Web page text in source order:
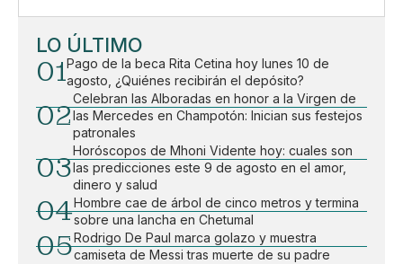
LO ÚLTIMO
01Pago de la beca Rita Cetina hoy lunes 10 de
agosto, ¿Quiénes recibirán el depósito?
02
Celebran las Alboradas en honor a la Virgen de
las Mercedes en Champotón: Inician sus festejos
patronales
03
Horóscopos de Mhoni Vidente hoy: cuales son
las predicciones este 9 de agosto en el amor,
dinero y salud
04Hombre cae de árbol de cinco metros y termina
sobre una lancha en Chetumal
05Rodrigo De Paul marca golazo y muestra
camiseta de Messi tras muerte de su padre